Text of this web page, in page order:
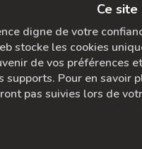
Ce
digne de votre
stocke les cookies
de vos préférences
Pour en
pas suivies lors de